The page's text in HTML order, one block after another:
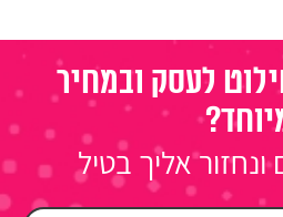
לעסק ובמחיר
אליך בטיל